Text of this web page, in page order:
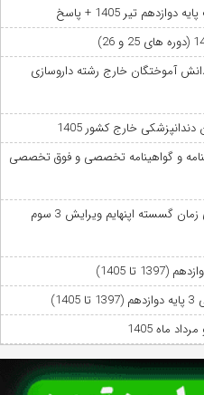
تیر 1405 + پاسخ
دانش آموختگان خارج رشته داروسازی
خارج کشور 1405
و گواهینامه تخصصی و فوق تخصصی
کتاب و حل المسائل پردازش سیگنالهای زمان گسسته اپنهایم ویرایش 3 سوم
ماه 1405